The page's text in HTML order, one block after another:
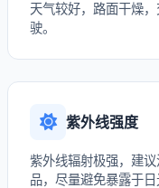
天气较好，路面干燥
驶。
紫外线强度
紫外线辐射极强，建
品，尽量避免暴露于日